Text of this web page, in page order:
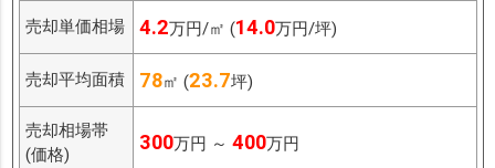
売却単価相場 4.2万円/㎡ (14.0万円/坪)
売却平均面積 78㎡ (23.7坪)
売却相場帯
(価格)
300万円 ～ 400万円